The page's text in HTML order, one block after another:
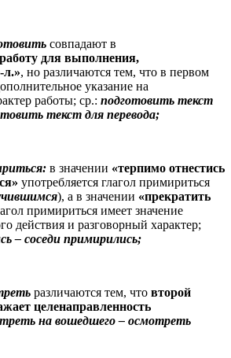
совпадают в
для выполнения,
л.», но различаются тем, что в первом
указание на
работы; ср.: подготовить текст
текст для перевода;
в значении «терпимо отнестись
употребляется глагол примириться
), а в значении «прекратить
примириться имеет значение
действия и разговорный характер;
– соседи примирились;
различаются тем, что второй
целенаправленность
на вошедшего– осмотреть